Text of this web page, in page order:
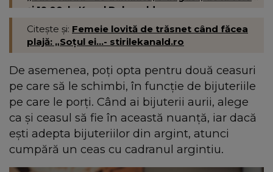
și 19:00, la Kanal D- kanald.ro
Citește și: Femeie lovită de trăsnet când făcea
plajă: „Soțul ei...- stirilekanald.ro
De asemenea, poți opta pentru două ceasuri
pe care să le schimbi, în funcție de bijuteriile
pe care le porți. Când ai bijuterii aurii, alege
ca și ceasul să fie în această nuanță, iar dacă
ești adepta bijuteriilor din argint, atunci
cumpără un ceas cu cadranul argintiu.